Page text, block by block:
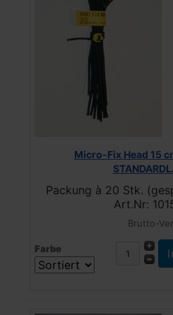
Micro-Fix Head 15
Packung à 20 Stk.
Art.Nr:
Brutto-
Farbe